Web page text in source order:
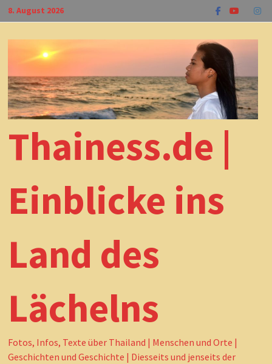
Zum
Inhalt
springen
8. August 2026
Thainess.de |
Einblicke ins
Land des
Lächelns
Fotos, Infos, Texte über Thailand | Menschen und Orte |
Geschichten und Geschichte | Diesseits und jenseits der